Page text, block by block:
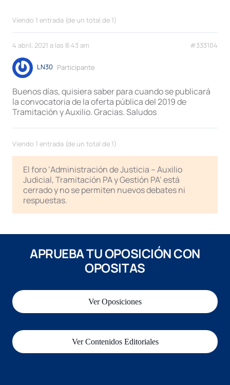
Viendo 1 entrada (de un total de 1)
4 abril, 2021 a las 8:43 am #333104
LN30 Participante
Buenos días, quisiera saber para cuando se publicará
la convocatoria de la oferta pública del 2019 de
Tramitación y Auxilio. Gracias. Saludos
Viendo 1 entrada (de un total de 1)
El foro ‘Administración de Justicia – Auxilio
Judicial, Tramitación PA y Gestión PA’ está
cerrado y no se permiten nuevos debates ni
respuestas.
APRUEBA TU OPOSICIÓN CON
OPOSITAS
Ver Oposiciones
Ver Contenidos Editoriales